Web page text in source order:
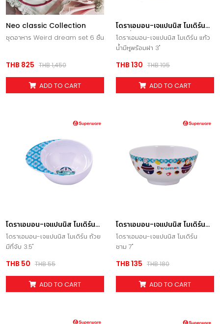
Neo classic Collection
ชุดอาหาร Weird dream set 6 ชิ้น
THB 825 THB 1,450
ADD TO CART
โดราเอมอน-เจแปนนิส โมเดิร์น
แก้วน้ำมีหูพร้อมฝา 3
โดราเอมอน-เจแปนนิส โมเดิร์น แก้ว
น้ำมีหูพร้อมฝา 3"
THB 130 THB 195
ADD TO CART
โดราเอมอน-เจแปนนิส โมเดิร์น
ถ้วยมีที่จับ 3.5
โดราเอมอน-เจแปนนิส โมเดิร์น ถ้วย
มีที่จับ 3.5"
THB 50 THB 55
ADD TO CART
โดราเอมอน-เจแปนนิส โมเดิร์น
ชาม 7
โดราเอมอน-เจแปนนิส โมเดิร์น
ชาม 7"
THB 135 THB 180
ADD TO CART